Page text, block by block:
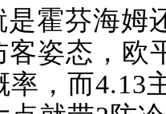
霍芬海姆
客姿态，欧
率，而4.13